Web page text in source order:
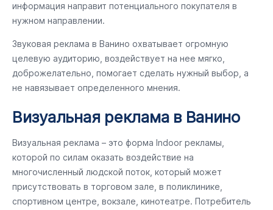
информация направит потенциального покупателя в
нужном направлении.
Звуковая реклама в Ванино охватывает огромную
целевую аудиторию, воздействует на нее мягко,
доброжелательно, помогает сделать нужный выбор, а
не навязывает определенного мнения.
Визуальная реклама в Ванино
Визуальная реклама – это форма Indoor рекламы,
которой по силам оказать воздействие на
многочисленный людской поток, который может
присутствовать в торговом зале, в поликлинике,
спортивном центре, вокзале, кинотеатре. Потребитель